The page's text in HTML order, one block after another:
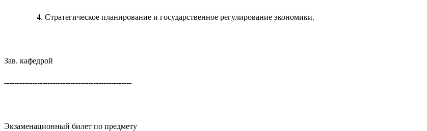
Стратегическое планирование и государственное регулирование экономики.
Зав. кафедрой
--------------------------------------------------
Экзаменационный билет по предмету